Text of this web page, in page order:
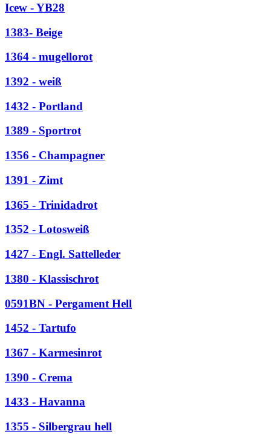
Icew - YB28
1383- Beige
1364 - mugellorot
1392 - weiß
1432 - Portland
1389 - Sportrot
1356 - Champagner
1391 - Zimt
1365 - Trinidadrot
1352 - Lotosweiß
1427 - Engl. Sattelleder
1380 - Klassischrot
0591BN - Pergament Hell
1452 - Tartufo
1367 - Karmesinrot
1390 - Crema
1433 - Havanna
1355 - Silbergrau hell